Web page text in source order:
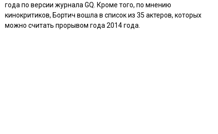
года по версии журнала GQ. Кроме того, по мнению
кинокритиков, Бортич вошла в список из 35 актеров, которых
можно считать прорывом года 2014 года.